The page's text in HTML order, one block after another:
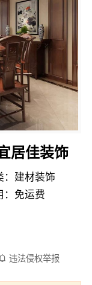
居佳装饰
：建材装饰
：免运费
违法侵权举报